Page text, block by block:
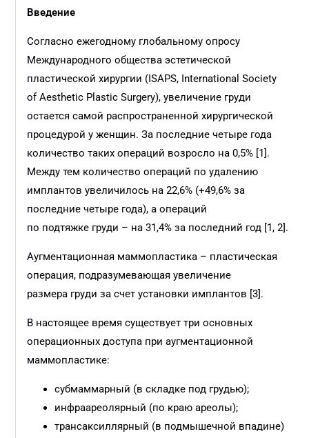
Введение
Согласно ежегодному глобальному опросу
Международного общества эстетической
пластической хирургии (ISAPS, International Society
of Aesthetic Plastic Surgery), увеличение груди
остается самой распространенной хирургической
процедурой у женщин. За последние четыре года
количество таких операций возросло на 0,5% [1].
Между тем количество операций по удалению
имплантов увеличилось на 22,6% (+49,6% за
последние четыре года), а операций
по подтяжке груди – на 31,4% за последний год [1, 2].
Аугментационная маммопластика – пластическая
операция, подразумевающая увеличение
размера груди за счет установки имплантов [3].
В настоящее время существует три основных
операционных доступа при аугментационной
маммопластике:
субмаммарный (в складке под грудью);
инфраареолярный (по краю ареолы);
трансаксиллярный (в подмышечной впадине)